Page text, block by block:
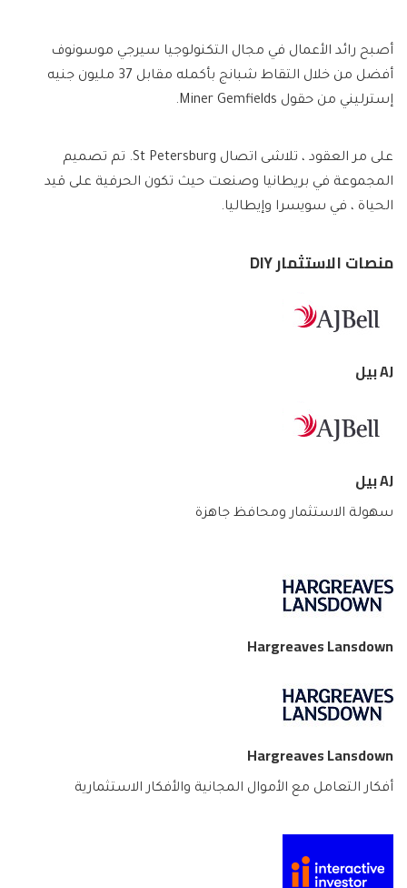
أصبح رائد الأعمال في مجال التكنولوجيا سيرجي موسونوف
أفضل من خلال التقاط شبانج بأكمله مقابل 37 مليون جنيه
إسترليني من حقول Miner Gemfields.
على مر العقود ، تلاشى اتصال St Petersburg. تم تصميم
المجموعة في بريطانيا وصنعت حيث تكون الحرفية على قيد
الحياة ، في سويسرا وإيطاليا.
منصات الاستثمار DIY
AJ بيل
AJ بيل
سهولة الاستثمار ومحافظ جاهزة
Hargreaves Lansdown
Hargreaves Lansdown
أفكار التعامل مع الأموال المجانية والأفكار الاستثمارية